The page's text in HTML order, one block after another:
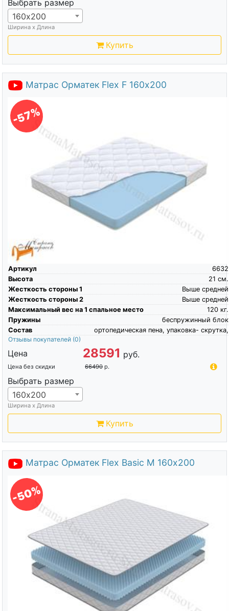
Выбрать размер
160х200
Ширина х Длина
Купить
Матрас Орматек Flex F 160х200
-57%
Артикул
6632
Высота
см.
21
Жесткость стороны 1
Выше средней
Жесткость стороны 2
Выше средней
Максимальный вес на 1 спальное место
кг.
120
Пружины
беспружинный блок
Состав
ортопедическая пена, упаковка- скрутка,
Отзывы покупателей (0)
Цена 28591 руб.
Цена без скидки 66490 р.
Выбрать размер
160х200
Ширина х Длина
Купить
Матрас Орматек Flex Basic M 160х200
-50%